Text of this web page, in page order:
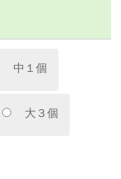
中１個
大３個